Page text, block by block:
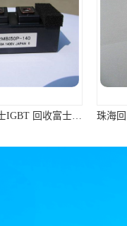
珠海回收三菱IGBT公司 回收三菱模块 支持各种支付方式